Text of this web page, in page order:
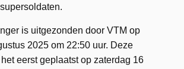
is uitgezonden door VTM op
2025 om 22:50 uur. Deze
eerst geplaatst op zaterdag 16